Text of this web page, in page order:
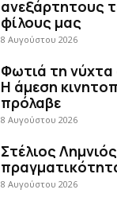
ανεξάρτητους
φίλους μας
8 Αυγούστου 2026
Φωτιά τη νύχτα
Η άμεση
πρόλαβε
8 Αυγούστου 2026
Στέλιος
8 Αυγούστου 2026